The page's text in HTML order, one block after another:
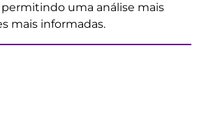
uma análise mais
mais informadas.